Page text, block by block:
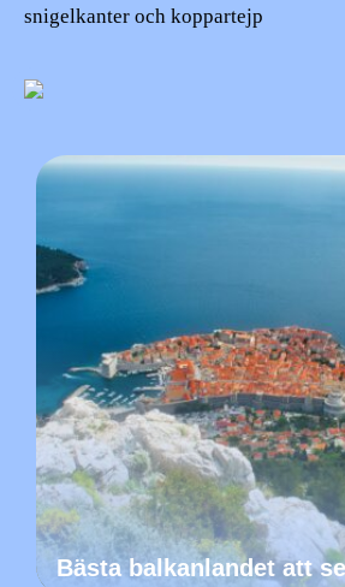
snigelkanter och koppartejp
Bästa balkanlandet att